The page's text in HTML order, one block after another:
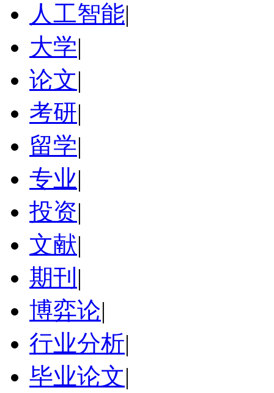
人工智能|
大学|
论文|
考研|
留学|
专业|
投资|
文献|
期刊 |
博弈论|
行业分析|
毕业论文|